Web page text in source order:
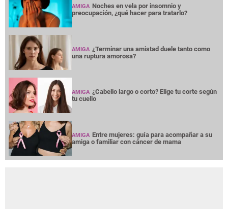
AMIGA Noches en vela por insomnio y
preocupación, ¿qué hacer para tratarlo?
AMIGA ¿Terminar una amistad duele tanto como
una ruptura amorosa?
AMIGA ¿Cabello largo o corto? Elige tu corte según
tu cuello
AMIGA Entre mujeres: guía para acompañar a su
amiga o familiar con cáncer de mama